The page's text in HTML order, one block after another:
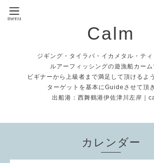
Calm
ジギング・タイラバ・イカメタル・テ
ルアーフィッシングの遊漁船カーム
ビギナーから上級者まで満足して頂けるよ
ターゲットを基本にGuideさせて頂
出船港：西舞鶴港伊佐津川左岸｜
カレンダー